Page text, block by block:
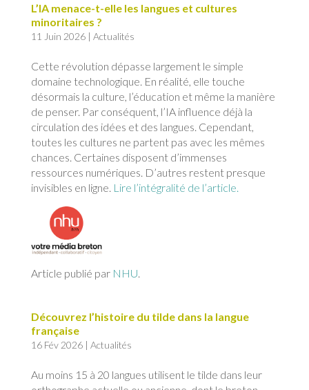
L’IA menace-t-elle les langues et cultures
minoritaires ?
11 Juin 2026| Actualités
Cette révolution dépasse largement le simple
domaine technologique. En réalité, elle touche
désormais la culture, l’éducation et même la manière
de penser. Par conséquent, l’IA influence déjà la
circulation des idées et des langues. Cependant,
toutes les cultures ne partent pas avec les mêmes
chances. Certaines disposent d’immenses
ressources numériques. D’autres restent presque
invisibles en ligne. Lire l’intégralité de l’article.
Article publié par NHU.
Découvrez l’histoire du tilde dans la langue
française
16 Fév 2026| Actualités
Au moins 15 à 20 langues utilisent le tilde dans leur